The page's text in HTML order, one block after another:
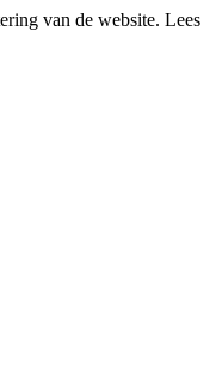
van de website. Lees